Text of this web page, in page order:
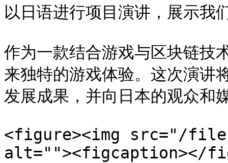
以日语进行项目演讲，展示我
作为一款结合游戏与区块链技
来独特的游戏体验。这次演讲
发展成果，并向日本的观众和
<figure><img src="/files/
alt=""><figcaption></